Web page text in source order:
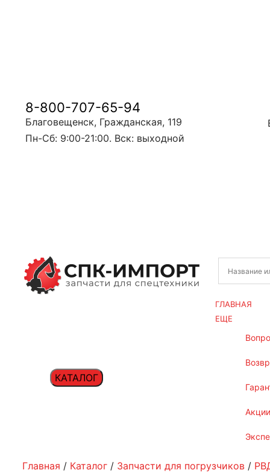
8-800-707-65-94
Благовещенск, Гражданская, 119
Пн-Сб: 9:00-21:00. Вск: выходной
КАТАЛОГ
ГЛАВНАЯ
ЕЩЕ
Главная / Каталог / Запчасти для погрузчиков /